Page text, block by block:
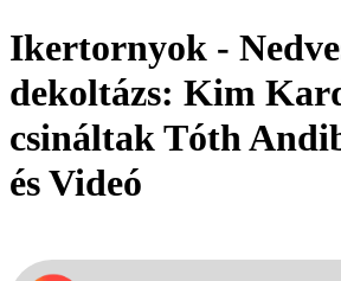
Ikertornyok -
dekoltázs: Kim
csináltak Tóth
és Videó